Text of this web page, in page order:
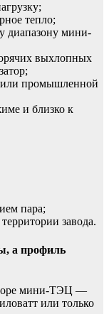
тепло;
диапазону мини-
выхлопных
или промышленной
и близко к
пара;
завода.
а профиль
мини-ТЭЦ —
или только